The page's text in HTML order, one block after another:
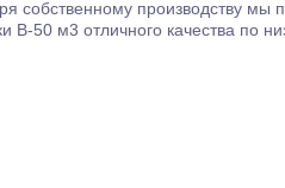
производству мы
50 м3 отличного качества по